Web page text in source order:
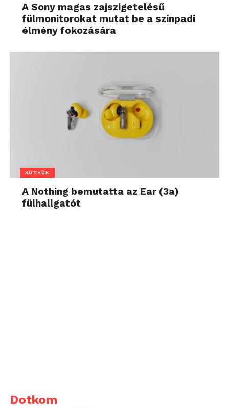
A Sony magas zajszigetelésű
fülmonitorokat mutat be a színpadi
élmény fokozására
KÜTYÜK
A Nothing bemutatta az Ear (3a)
fülhallgatót
Dotkom